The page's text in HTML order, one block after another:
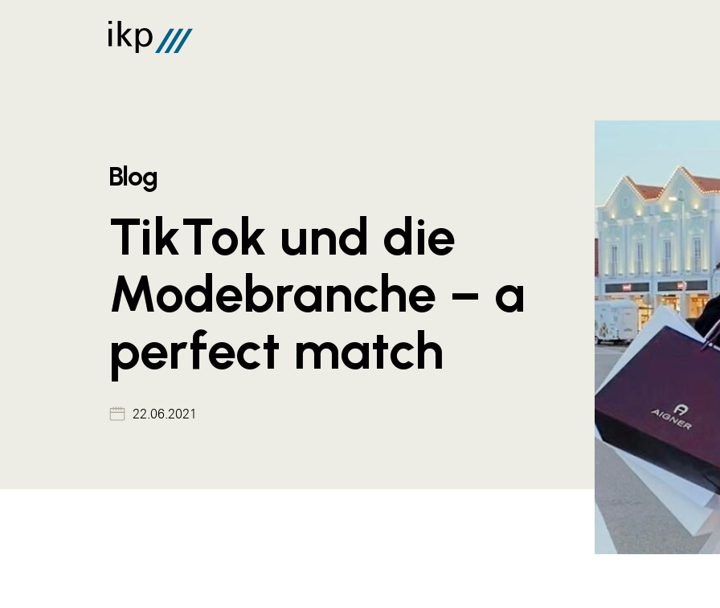
Blog
TikTok und die
Modebranche – a
perfect match
22.06.2021